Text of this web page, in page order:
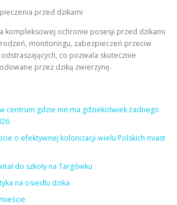
przed dzikami
kompleksowej ochronie posesji przed dzikami
monitoringu, zabezpieczeń przeciw
co pozwala skutecznie
przez dziką zwierzynę.
centrum gdzie nie ma gdziekolwiek żadnego
o efektywnej kolonizacji wielu Polskich miast
do szkoły na Targówku
na osiedlu dzika